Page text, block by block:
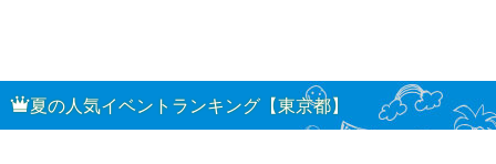
夏の人気イベントランキング【東京都】